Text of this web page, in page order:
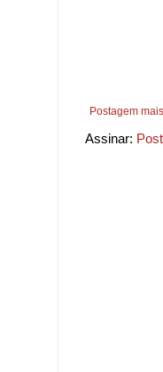
Postagem
Assinar: